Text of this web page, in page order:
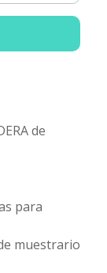
de
para
muestrario